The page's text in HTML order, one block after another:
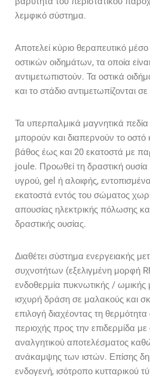
λεμφικό σύστημα.
Αποτελεί κύριο θεραπευτικό
οστικών οιδημάτων, τα οποία
αντιμετωπιστούν. Τα οστικά
και το στάδιο αντιμετωπίζονται
Τα υπερπαλμικά μαγνητικά
μπορούν και διαπερνούν το
βάθος έως και 20 εκατοστά με
joule. Προωθεί τη δραστική
υγρού, gel ή αλοιφής,
εκατοστά εντός του σώματος
απουσίας ηλεκτρικής πόλωσης
δραστικής ουσίας.
Διαθέτει σύστημα ενεργειακής
συχνοτήτων (εξελιγμένη μορφή
ενδοθερμία πυκνωτικής /
ισχυρή δράση σε μαλακούς και
επιλογή διαχέοντας τη
περιοχής προς την επιδερμίδα
αναλγητικού αποτελέσματος
ανάκαμψης των ιστών. Επίσης
ενδογενή, ισότροπο κυτταρικού